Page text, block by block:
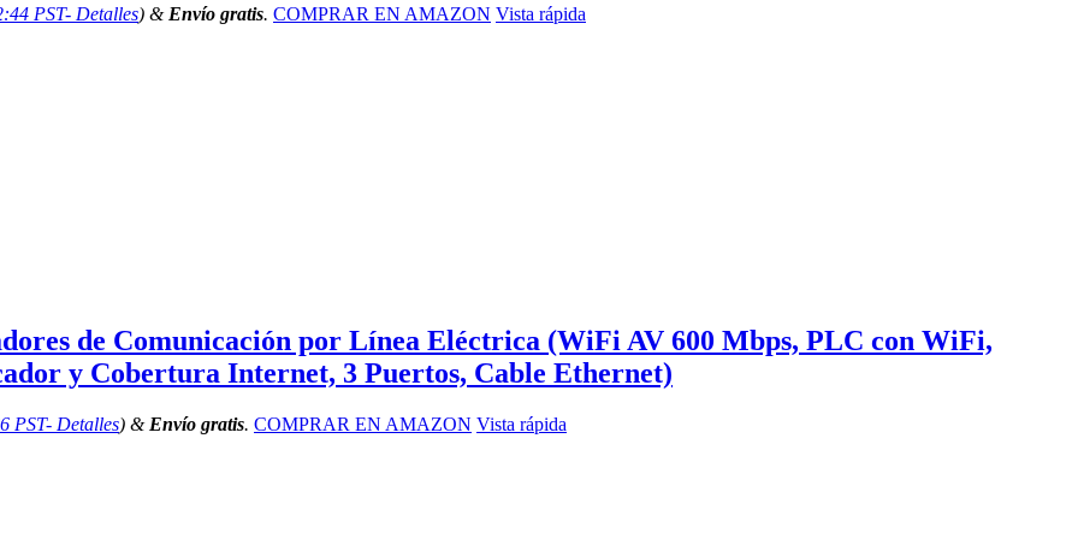
PST- Detalles) & Envío gratis. COMPRAR EN AMAZON Vista rápida
de Comunicación por Línea Eléctrica (WiFi AV 600 Mbps, PLC con WiFi,
y Cobertura Internet, 3 Puertos, Cable Ethernet)
PST- Detalles) & Envío gratis. COMPRAR EN AMAZON Vista rápida